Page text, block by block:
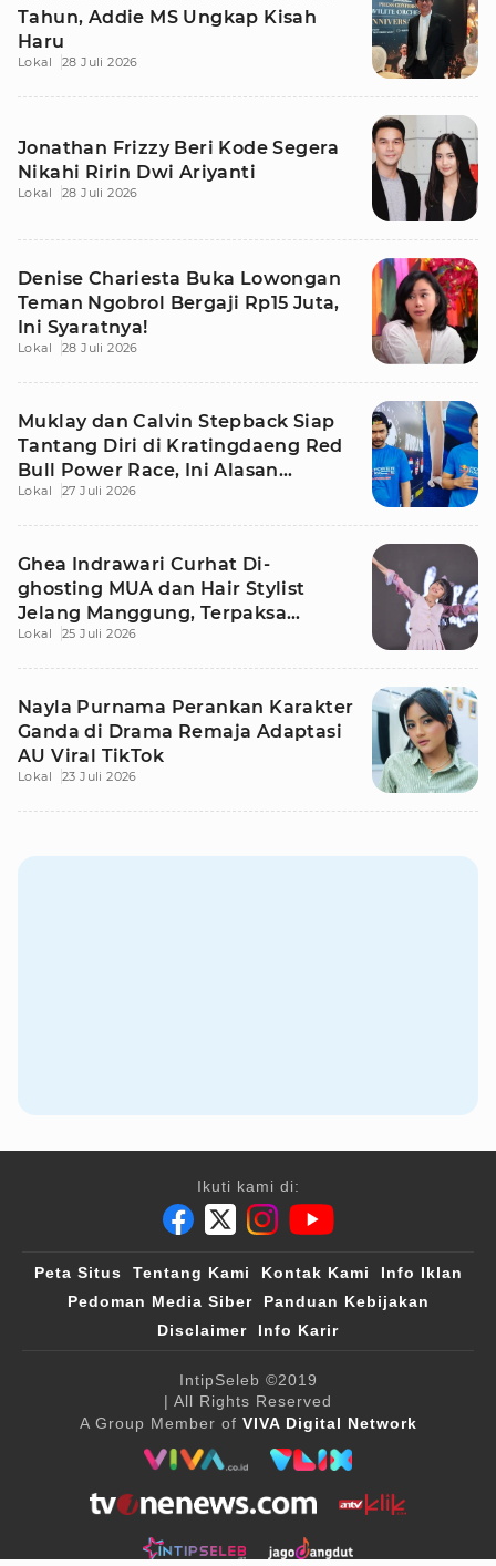
Tahun, Addie MS Ungkap Kisah
Haru
Lokal 28 Juli 2026
Jonathan Frizzy Beri Kode Segera
Nikahi Ririn Dwi Ariyanti
Lokal 28 Juli 2026
Denise Chariesta Buka Lowongan
Teman Ngobrol Bergaji Rp15 Juta,
Ini Syaratnya!
Lokal 28 Juli 2026
Muklay dan Calvin Stepback Siap
Tantang Diri di Kratingdaeng Red
Bull Power Race, Ini Alasan
Mereka!
Lokal 27 Juli 2026
Ghea Indrawari Curhat Di-
ghosting MUA dan Hair Stylist
Jelang Manggung, Terpaksa
Dandan Sendiri
Lokal 25 Juli 2026
Nayla Purnama Perankan Karakter
Ganda di Drama Remaja Adaptasi
AU Viral TikTok
Lokal 23 Juli 2026
Ikuti kami di:
Peta Situs Tentang Kami Kontak Kami
Info Iklan
Pedoman Media Siber
Panduan Kebijakan
Disclaimer
Info Karir
IntipSeleb ©2019
| All Rights Reserved
A Group Member of VIVA Digital Network